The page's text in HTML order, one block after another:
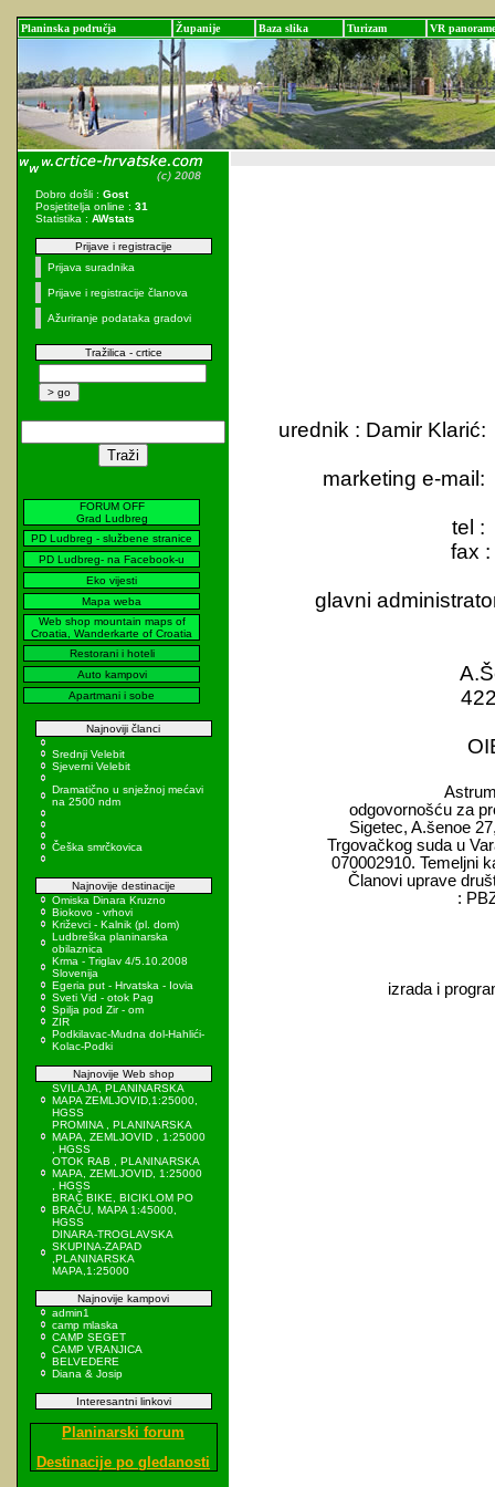
Planinska područja Županije Baza slika Turizam VR panorame
Dobro došli : Gost
Posjetitelja online : 31
Statistika : AWstats
Prijave i registracije
Prijava suradnika
Prijave i registracije članova
Ažuriranje podataka gradovi
Tražilica - crtice
FORUM OFF
Grad Ludbreg
PD Ludbreg - službene stranice
PD Ludbreg- na Facebook-u
Eko vijesti
Mapa weba
Web shop mountain maps of
Croatia, Wanderkarte of Croatia
Restorani i hoteli
Auto kampovi
Apartmani i sobe
Najnoviji članci
Srednji Velebit
Sjeverni Velebit
Dramatično u snježnoj mećavi
na 2500 ndm
Češka smrčkovica
Najnovije destinacije
Omiska Dinara Kruzno
Biokovo - vrhovi
Križevci - Kalnik (pl. dom)
Ludbreška planinarska
obilaznica
Krma - Triglav 4/5.10.2008
Slovenija
Egeria put - Hrvatska - Iovia
Sveti Vid - otok Pag
Spilja pod Zir - om
ZIR
Podkilavac-Mudna dol-Hahlići-
Kolac-Podki
Najnovije Web shop
SVILAJA, PLANINARSKA
MAPA ZEMLJOVID,1:25000,
HGSS
PROMINA , PLANINARSKA
MAPA, ZEMLJOVID , 1:25000
, HGSS
OTOK RAB , PLANINARSKA
MAPA, ZEMLJOVID, 1:25000
, HGSS
BRAČ BIKE, BICIKLOM PO
BRAČU, MAPA 1:45000,
HGSS
DINARA-TROGLAVSKA
SKUPINA-ZAPAD
,PLANINARSKA
MAPA,1:25000
Najnovije kampovi
admin1
camp mlaska
CAMP SEGET
CAMP VRANJICA
BELVEDERE
Diana & Josip
Interesantni linkovi
Planinarski forum
Destinacije po gledanosti
urednik : Damir
marketing e-mail:
tel :
fax :
glavni
odgovornošću za
Sigetec, A.šenoe
Trgovačkog suda u
070002910. Temeljni
Članovi uprave
:
izrada i